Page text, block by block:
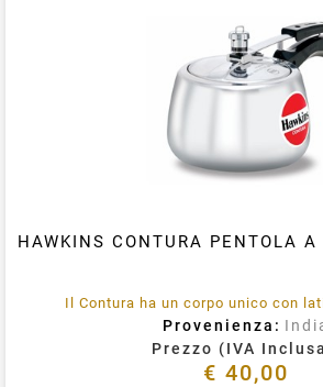
HAWKINS CONTURA PENTOLA
Provenienza:
Prezzo (IVA
€ 40,00